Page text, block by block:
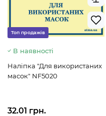
Топ продажів
В наявності
Наліпка "Для використаних
масок" NF5020
32.01 грн.